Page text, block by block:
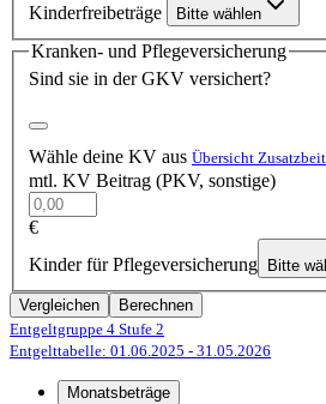
Kinderfreibeträge Bitte wählen
Kranken- und Pflegeversicherung
Sind sie in der GKV versichert?
Wähle deine KV aus Übersicht
mtl. KV Beitrag (PKV, sonstige)
€
Kinder für Pflegeversicherung
Bitte
Vergleichen
Berechnen
Entgeltgruppe 4 Stufe 2
Entgelttabelle: 01.06.2025 - 31.05.2026
Monatsbeträge